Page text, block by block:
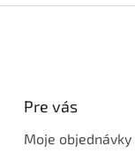
Pre vás
Moje objednávky